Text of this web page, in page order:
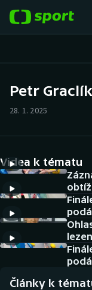
Hokej
Tenis
Atletika
Cyklistika
DALŠÍ SPORTY
Americký fotbal
Baseball a
NEPŘEHLÉDNĚTE
Soutěže
Petr
28. 1. 2025
Videa k tématu
Články k